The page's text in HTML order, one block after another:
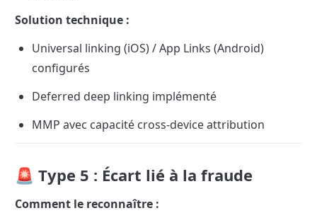
Solution technique :
Universal linking (iOS) / App Links (Android)
configurés
Deferred deep linking implémenté
MMP avec capacité cross-device attribution
🚨 Type 5 : Écart lié à la fraude
Comment le reconnaître :